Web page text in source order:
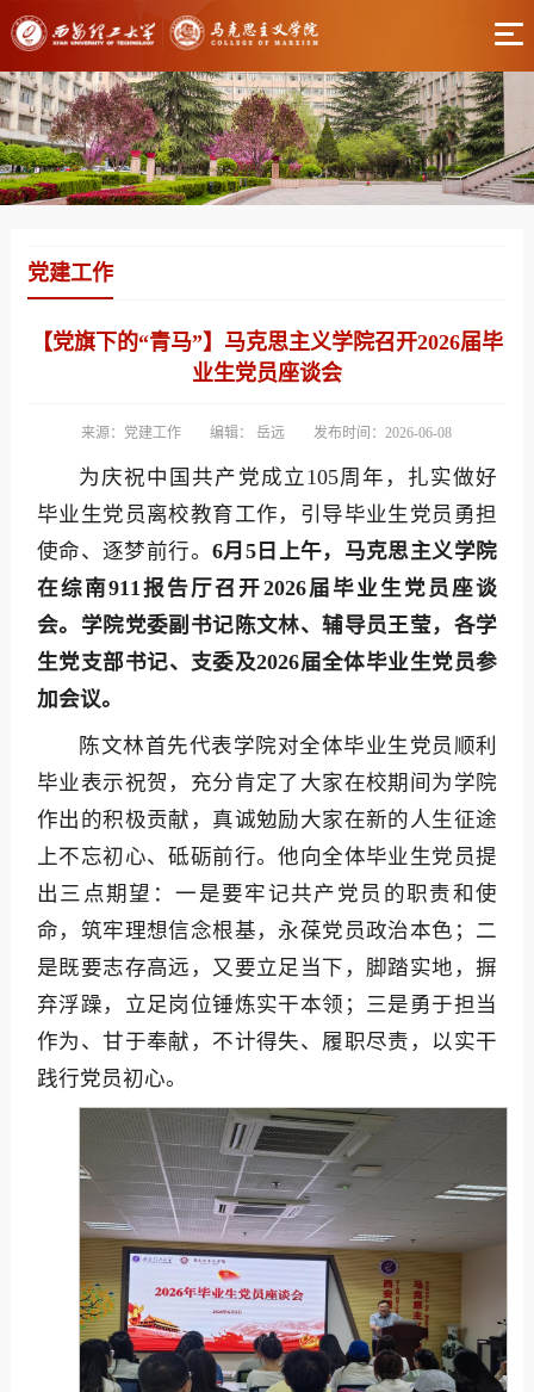
党建工作
【党旗下的“青马”】马克思主义学院召开2026届毕
业生党员座谈会
来源：党建工作 编辑： 岳远 发布时间：2026-06-08
为庆祝中国共产党成立105周年，扎实做好
毕业生党员离校教育工作，引导毕业生党员勇担
使命、逐梦前行。6月5日上午，马克思主义学院
在综南911报告厅召开2026届毕业生党员座谈
会。学院党委副书记陈文林、辅导员王莹，各学
生党支部书记、支委及2026届全体毕业生党员参
加会议。
陈文林首先代表学院对全体毕业生党员顺利
毕业表示祝贺，充分肯定了大家在校期间为学院
作出的积极贡献，真诚勉励大家在新的人生征途
上不忘初心、砥砺前行。他向全体毕业生党员提
出三点期望：一是要牢记共产党员的职责和使
命，筑牢理想信念根基，永葆党员政治本色；二
是既要志存高远，又要立足当下，脚踏实地，摒
弃浮躁，立足岗位锤炼实干本领；三是勇于担当
作为、甘于奉献，不计得失、履职尽责，以实干
践行党员初心。